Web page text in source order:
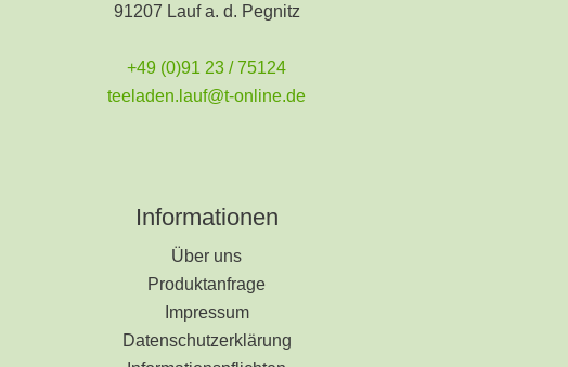
91207 Lauf a. d. Pegnitz
+49 (0)91 23 / 75124
teeladen.lauf@t-online.de
Informationen
Über uns
Produktanfrage
Impressum
Datenschutzerklärung